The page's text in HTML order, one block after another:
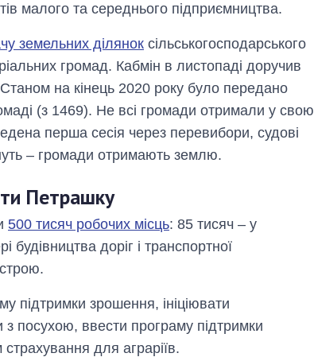
малого та середнього підприємництва.
земельних ділянок сільськогосподарського
громад. Кабмін в листопаді доручив
на кінець 2020 року було передано
(з 1469). Не всі громади отримали у свою
перша сесія через перевибори, судові
– громади отримають землю.
Петрашку
500 тисяч робочих місць: 85 тисяч – у
будівництва доріг і транспортної
підтримки зрошення, ініціювати
посухою, ввести програму підтримки
для аграріїв.